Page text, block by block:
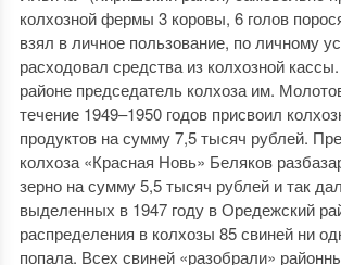
колхозной фермы 3 коровы, 6 голов
взял в личное пользование, по личному
расходовал средства из колхозной
районе председатель колхоза им.
течение 1949–1950 годов присвоил
продуктов на сумму 7,5 тысяч рублей.
колхоза «Красная Новь» Беляков
зерно на сумму 5,5 тысяч рублей и так
выделенных в 1947 году в Оредежский
распределения в колхозы 85 свиней ни
попала. Всех свиней «разобрали»